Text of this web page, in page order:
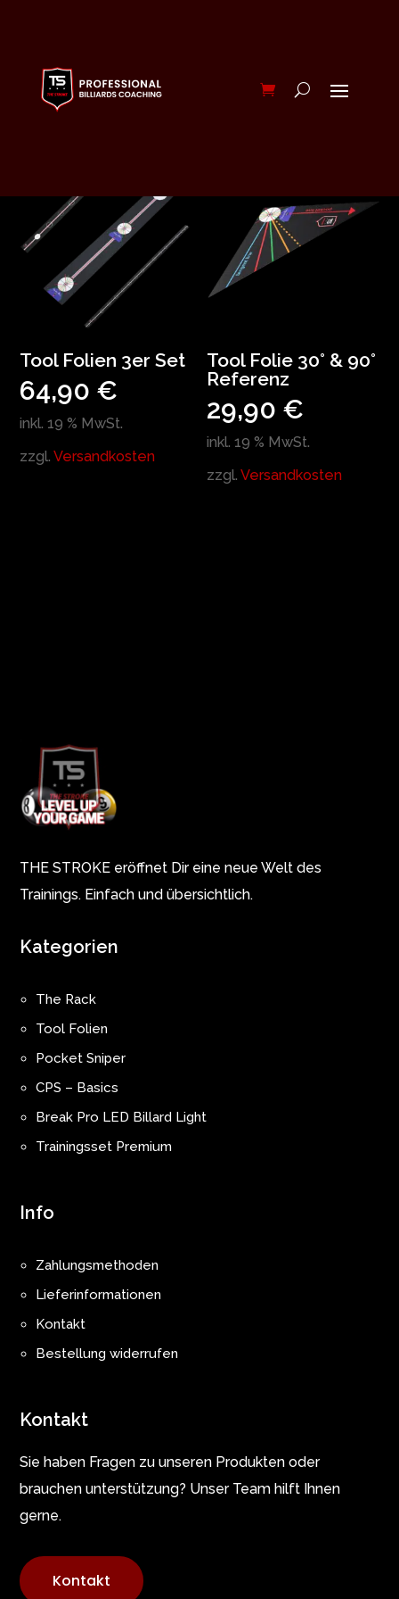
Tool Folien 3er Set
64,90 €
inkl. 19 % MwSt.
zzgl.Versandkosten
Tool Folie 30° & 90°
Referenz
29,90 €
inkl. 19 % MwSt.
zzgl.Versandkosten
THE STROKE eröffnet Dir eine neue Welt des
Trainings. Einfach und übersichtlich.
Kategorien
The Rack
Tool Folien
Pocket Sniper
CPS – Basics
Break Pro LED Billard Light
Trainingsset Premium
Info
Zahlungsmethoden
Lieferinformationen
Kontakt
Bestellung widerrufen
Kontakt
Sie haben Fragen zu unseren Produkten oder
brauchen unterstützung? Unser Team hilft Ihnen
gerne.
Kontakt